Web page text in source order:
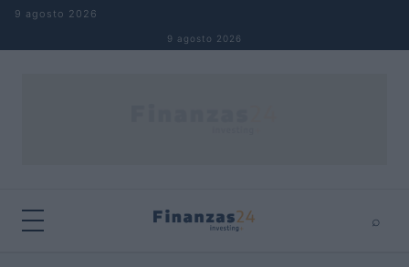
Saltar al contenido
9 agosto 2026
9 agosto 2026
⌕